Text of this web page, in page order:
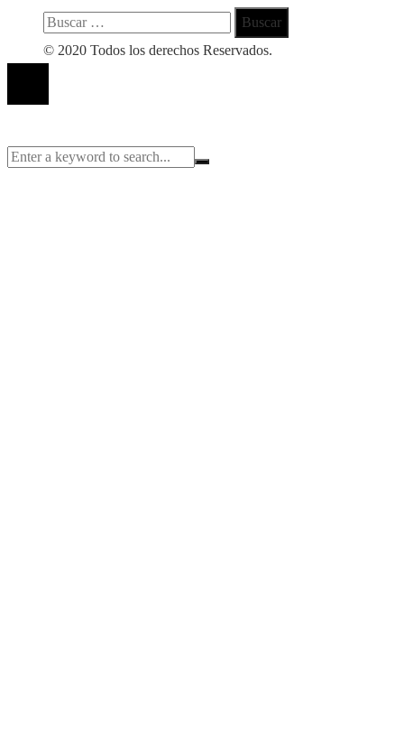
Buscar:
© 2020 Todos los derechos Reservados.